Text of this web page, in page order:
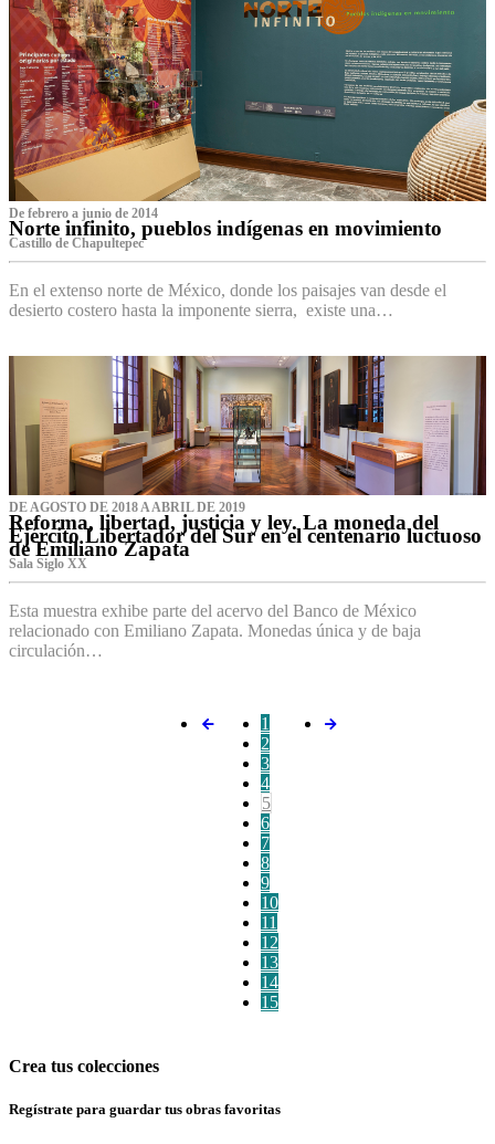
De febrero a junio de 2014
Norte infinito, pueblos indígenas en movimiento
Castillo de Chapultepec
En el extenso norte de México, donde los paisajes van desde el
desierto costero hasta la imponente sierra, existe una…
DE AGOSTO DE 2018 A ABRIL DE 2019
Reforma, libertad, justicia y ley. La moneda del
Ejército Libertador del Sur en el centenario luctuoso
de Emiliano Zapata
Sala Siglo XX
Esta muestra exhibe parte del acervo del Banco de México
relacionado con Emiliano Zapata. Monedas única y de baja
circulación…
1
2
3
4
5
6
7
8
9
10
11
12
13
14
15
Crea tus colecciones
Regístrate para guardar tus obras favoritas